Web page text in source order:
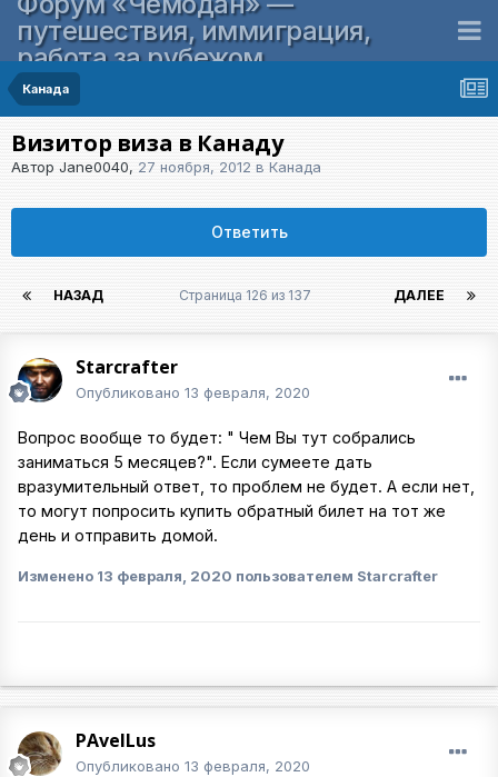
путешествия, иммиграция,
работа за рубежом
Канада
Визитор виза в Канаду
Автор Jane0040, 27 ноября, 2012 в Канада
Ответить
НАЗАД ДАЛЕЕ
Страница 126 из 137
Starcrafter
Опубликовано 13 февраля, 2020
Вопрос вообще то будет: " Чем Вы тут собрались
заниматься 5 месяцев?". Если сумеете дать
вразумительный ответ, то проблем не будет. А если нет,
то могут попросить купить обратный билет на тот же
день и отправить домой.
Изменено 13 февраля, 2020 пользователем Starcrafter
PAvelLus
Опубликовано 13 февраля, 2020